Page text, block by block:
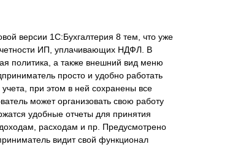
версии 1С:Бухгалтерия 8 тем, что уже
ИП, уплачивающих НДФЛ. В
политика, а также внешний вид меню
просто и удобно работать
учета, при этом в ней сохранены все
может организовать свою работу
удобные отчеты для принятия
расходам и пр. Предусмотрено
видит свой функционал